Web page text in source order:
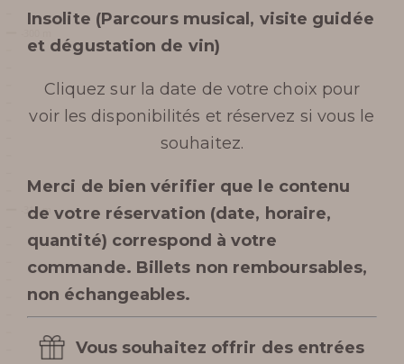
Insolite (Parcours musical, visite guidée
et dégustation de vin)
Cliquez sur la date de votre choix pour
voir les disponibilités et réservez si vous le
souhaitez.
Merci de bien vérifier que le contenu
de votre réservation (date, horaire,
quantité) correspond à votre
commande. Billets non remboursables,
non échangeables.
Vous souhaitez offrir des entrées